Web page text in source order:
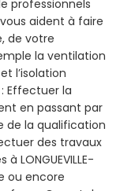
professionnels
aident à faire
de votre
la ventilation
l’isolation
Effectuer la
en passant par
de la qualification
des travaux
LONGUEVILLE-
ou encore